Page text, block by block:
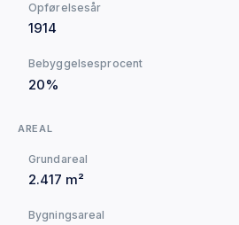
Opførelsesår
1914
Bebyggelsesprocent
20%
AREAL
Grundareal
2.417 m²
Bygningsareal